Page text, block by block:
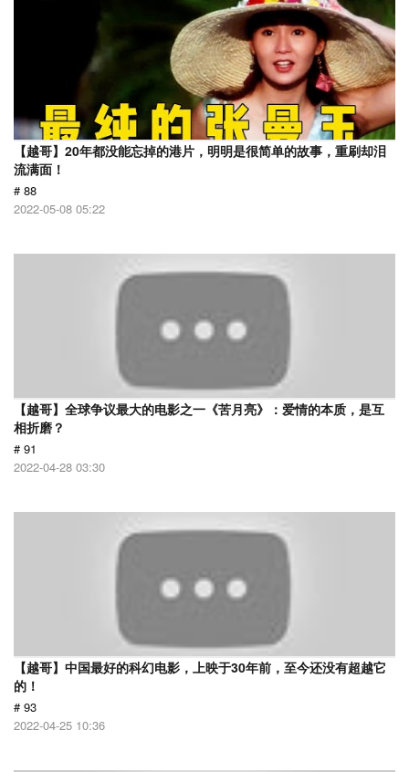
【越哥】20年都没能忘掉的港片，明明是很简单的故事，重刷却泪
流满面！
# 88
2022-05-08 05:22
【越哥】全球争议最大的电影之一《苦月亮》：爱情的本质，是互
相折磨？
# 91
2022-04-28 03:30
【越哥】中国最好的科幻电影，上映于30年前，至今还没有超越它
的！
# 93
2022-04-25 10:36